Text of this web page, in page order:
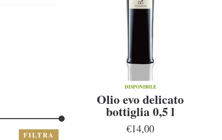
FILTRA
DISPONIBILE
Olio evo delicato
bottiglia 0,5 l
€14,00